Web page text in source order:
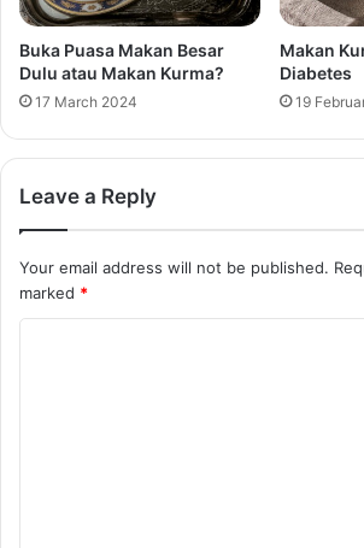
Buka Puasa Makan Besar
Dulu atau Makan Kurma?
17 March 2024
Makan
Diabetes
19
Leave a Reply
Your email address will not be published.
marked *